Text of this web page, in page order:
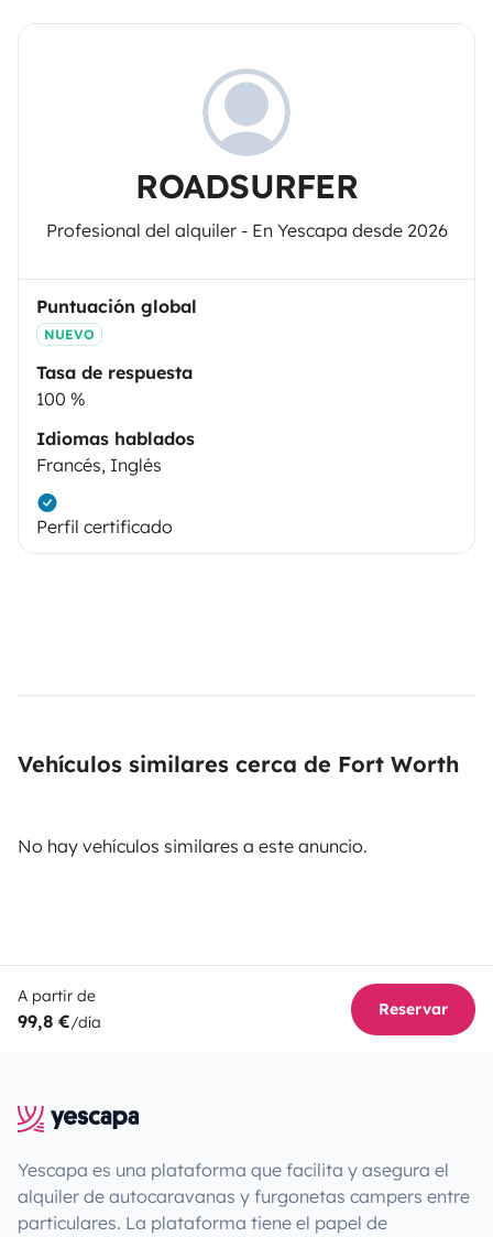
ROADSURFER
Profesional del alquiler - En Yescapa desde 2026
Puntuación global
NUEVO
Tasa de respuesta
100 %
Idiomas hablados
Francés, Inglés
Perfil certificado
Vehículos similares cerca de Fort Worth
No hay vehículos similares a este anuncio.
A partir de
99,8 €/día
Reservar
Yescapa es una plataforma que facilita y asegura el
alquiler de autocaravanas y furgonetas campers entre
particulares. La plataforma tiene el papel de